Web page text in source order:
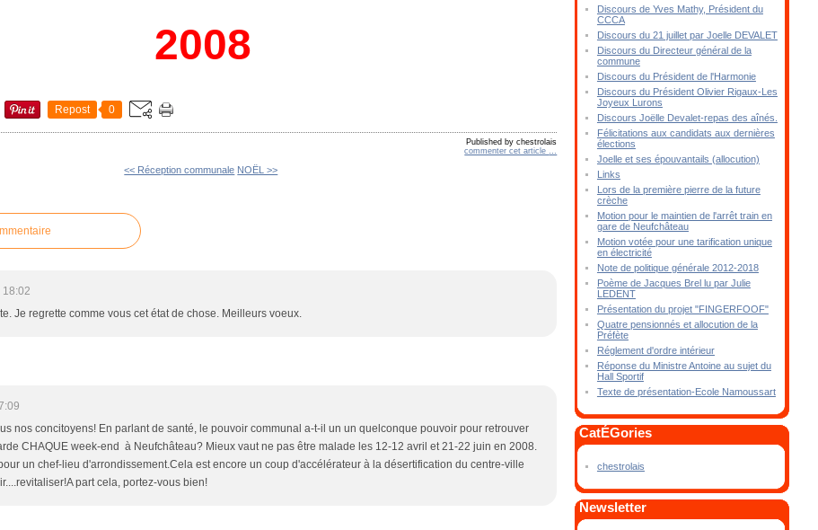
2008
Repost 0
Published by chestrolais
commenter cet article
<< Réception communale NOËL >>
18:02
Je regrette comme vous cet état de chose. Meilleurs voeux.
nos concitoyens! En parlant de santé, le pouvoir communal a-t-il un un quelconque pouvoir pour retrouver
CHAQUE week-end à Neufchâteau? Mieux vaut ne pas être malade les 12-12 avril et 21-22 juin en 2008.
un chef-lieu d'arrondissement.Cela est encore un coup d'accélérateur à la désertification du centre-ville
part cela, portez-vous bien!
Discours de Yves Mathy, Président du
CCCA
Discours du 21 juillet par Joelle DEVALET
Discours du Directeur général de la
commune
Discours du Président de l'Harmonie
Discours du Président Olivier Rigaux-Les
Joyeux Lurons
Discours Joëlle Devalet-repas des aînés.
Félicitations aux candidats aux dernières
élections
Joelle et ses épouvantails (allocution)
Links
Lors de la première pierre de la future
crèche
Motion pour le maintien de l'arrêt train en
gare de Neufchâteau
Motion votée pour une tarification unique
en électricité
Note de politique générale 2012-2018
Poème de Jacques Brel lu par Julie
LEDENT
Présentation du projet "FINGERFOOF"
Quatre pensionnés et allocution de la
Préfète
Réglement d'ordre intérieur
Réponse du Ministre Antoine au sujet du
Hall Sportif
Texte de présentation-Ecole Namoussart
CatÉGories
chestrolais
Newsletter